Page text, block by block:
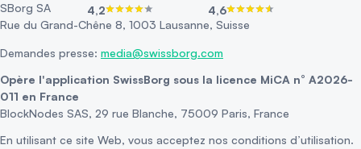
4,2 4,6
SBorg SA
Rue du Grand-Chêne 8, 1003 Lausanne, Suisse
Demandes presse: media@swissborg.com
Opère l'application SwissBorg sous la licence MiCA n° A2026-
011 en France
BlockNodes SAS, 29 rue Blanche, 75009 Paris, France
En utilisant ce site Web, vous acceptez nos conditions d’utilisation.